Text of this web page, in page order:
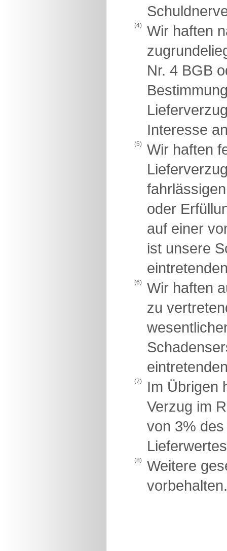
(4)
Wir haften
Nr. 4 BGB
Interesse
(5)
Wir haften
oder
auf einer
ist unsere
(6)
Wir haften
zu
(7)
Im Übrigen
Verzug im
von 3%
(8)
Weitere
vorbehalten.